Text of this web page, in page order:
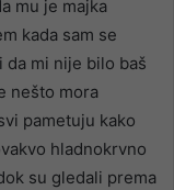
mu je majka
kada sam se
da mi nije bilo baš
nešto mora
pametuju kako
hladnokrvno
su gledali prema